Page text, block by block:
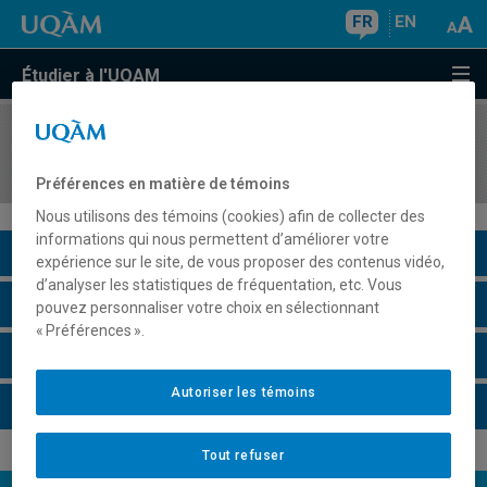
FR EN
Étudier à l'UQAM
COURS//
Description du cours
Horaire - Été 2026
Préférences en matière de témoins
Nous utilisons des témoins (cookies) afin de collecter des
informations qui nous permettent d’améliorer votre
expérience sur le site, de vous proposer des contenus vidéo,
d’analyser les statistiques de fréquentation, etc. Vous
pouvez personnaliser votre choix en sélectionnant
« Préférences ».
Tout refuser
Autoriser les témoins